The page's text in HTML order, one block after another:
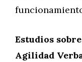
Estudios
Agilidad